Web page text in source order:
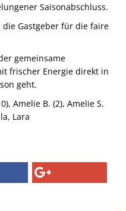
Saisonabschluss.
die Gastgeber für die faire
gemeinsame
frischer Energie direkt in
geht.
Amelie B. (2), Amelie S.
Lara